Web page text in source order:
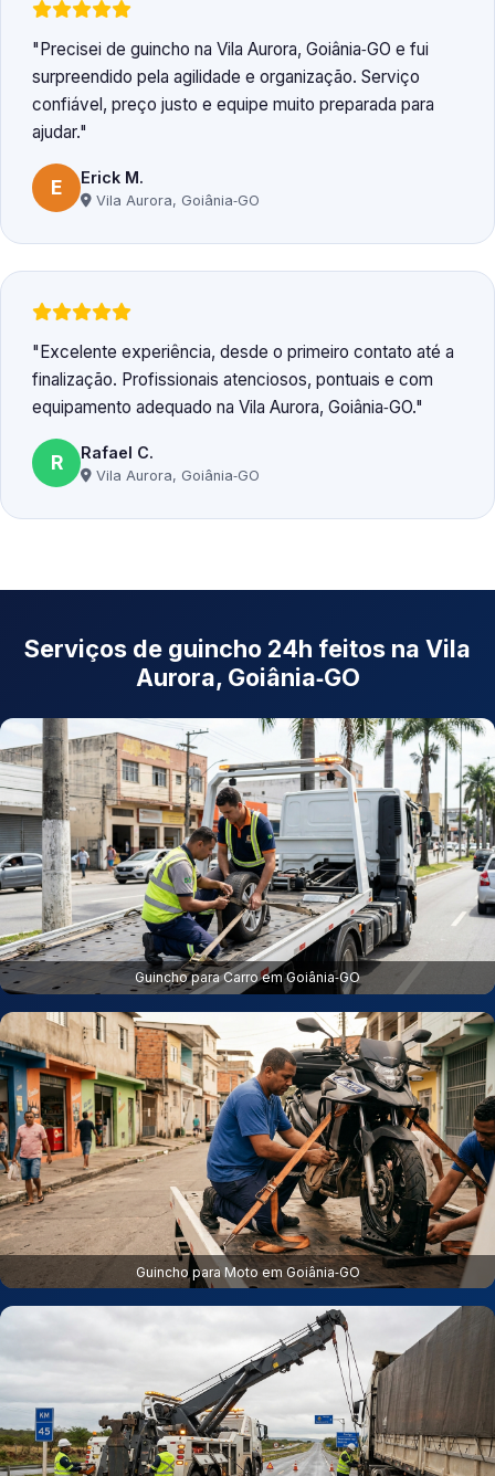
Precisei de guincho na Vila Aurora, Goiânia‑GO e fui
surpreendido pela agilidade e organização. Serviço
confiável, preço justo e equipe muito preparada para
ajudar.
E Erick M.
Vila Aurora, Goiânia‑GO
Excelente experiência, desde o primeiro contato até a
finalização. Profissionais atenciosos, pontuais e com
equipamento adequado na Vila Aurora, Goiânia‑GO.
R Rafael C.
Vila Aurora, Goiânia‑GO
Serviços de guincho 24h feitos na Vila
Aurora, Goiânia‑GO
Guincho para Carro em Goiânia‑GO
Guincho para Moto em Goiânia‑GO